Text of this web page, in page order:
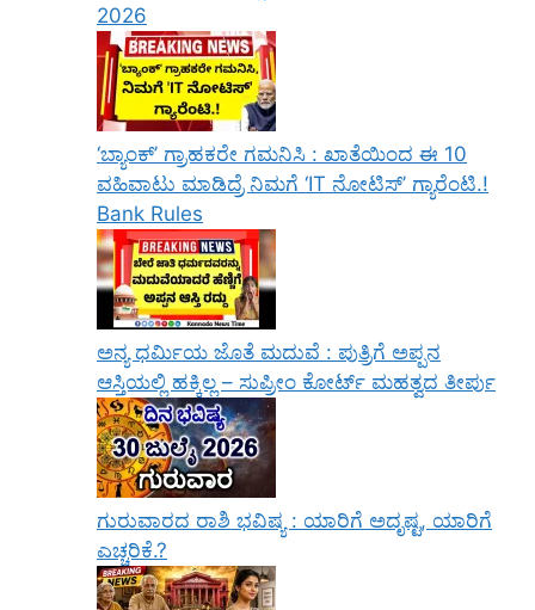
2026
‘ಬ್ಯಾಂಕ್’ ಗ್ರಾಹಕರೇ ಗಮನಿಸಿ : ಖಾತೆಯಿಂದ ಈ 10
ವಹಿವಾಟು ಮಾಡಿದ್ರೆ ನಿಮಗೆ ‘IT ನೋಟಿಸ್’ ಗ್ಯಾರೆಂಟಿ.!
Bank Rules
ಅನ್ಯ ಧರ್ಮಿಯ ಜೊತೆ ಮದುವೆ : ಪುತ್ರಿಗೆ ಅಪ್ಪನ
ಆಸ್ತಿಯಲ್ಲಿ ಹಕ್ಕಿಲ್ಲ – ಸುಪ್ರೀಂ ಕೋರ್ಟ್ ಮಹತ್ವದ ತೀರ್ಪು
ಗುರುವಾರದ ರಾಶಿ ಭವಿಷ್ಯ : ಯಾರಿಗೆ ಅದೃಷ್ಟ, ಯಾರಿಗೆ
ಎಚ್ಚರಿಕೆ.?